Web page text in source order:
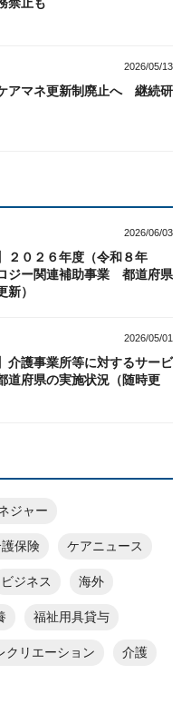
禁止も
2026/05/13
アマネ更新制廃止へ 継続研
2026/06/03
２０２６年度（令和８年
ジー関連補助事業 都道府県
）
2026/05/01
介護事業所等に対するサービ
府県の実施状況（随時更
ジャー
保険 ケアニュース
ビジネス 海外
福祉用具貸与
クリエーション 介護